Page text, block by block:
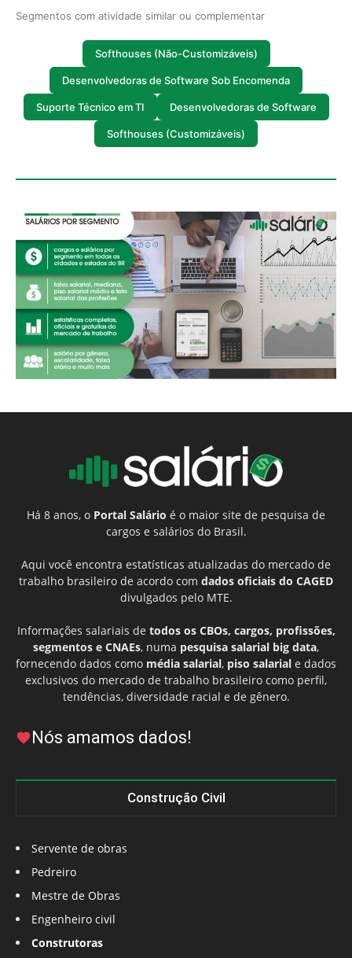
Segmentos com atividade similar ou complementar
Softhouses (Não-Customizáveis)
Desenvolvedoras de Software Sob Encomenda
Suporte Técnico em TI Desenvolvedoras de Software
Softhouses (Customizáveis)
Há 8 anos, o Portal Salário é o maior site de pesquisa de
cargos e salários do Brasil.
Aqui você encontra estatísticas atualizadas do mercado de
trabalho brasileiro de acordo com dados oficiais do CAGED
divulgados pelo MTE.
Informações salariais de todos os CBOs, cargos, profissões,
segmentos e CNAEs, numa pesquisa salarial big data,
fornecendo dados como média salarial, piso salarial e dados
exclusivos do mercado de trabalho brasileiro como perfil,
tendências, diversidade racial e de gênero.
Nós amamos dados!
Construção Civil
Servente de obras
Pedreiro
Mestre de Obras
Engenheiro civil
Construtoras